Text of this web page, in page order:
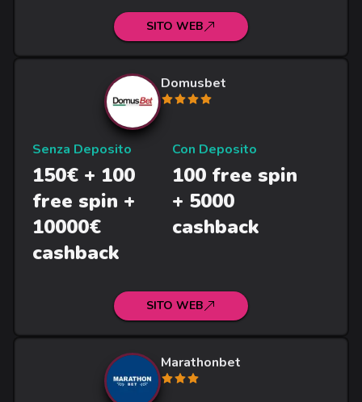
SITO WEB
Domusbet
Senza Deposito
150€ + 100
free spin +
10000€
cashback
Con Deposito
100 free spin
+ 5000
cashback
SITO WEB
Marathonbet